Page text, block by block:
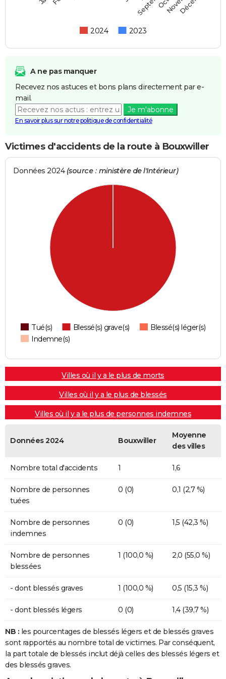
2024 2023
A ne pas manquer
Recevez nos astuces et bons plans directement par e-
mail.
Je m'abonne
En savoir plus sur notre politique de confidentialité
Victimes d'accidents de la route à Bouxwiller
Données 2024 (source : ministère de l'Intérieur)
Tué(s) Blessé(s) grave(s)
Blessé(s) léger(s)
Indemne(s)
Villes où il y a le plus de morts
Villes où il y a le plus de blessés
Villes où il y a le plus de personnes indemnes
Données 2024 Bouxwiller
Moyenne
des villes
Nombre total d'accidents 1 1,6
Nombre de personnes
tuées
0 (0) 0,1 (2,7 %)
Nombre de personnes
indemnes
0 (0) 1,5 (42,3 %)
Nombre de personnes
blessées
1 (100,0 %) 2,0 (55,0 %)
- dont blessés graves 1 (100,0 %) 0,5 (15,3 %)
- dont blessés légers 0 (0) 1,4 (39,7 %)
NB : les pourcentages de blessés légers et de blessés graves
sont rapportés au nombre total de victimes. Par conséquent,
la part totale de blessés inclut déjà celles des blessés légers et
des blessés graves.